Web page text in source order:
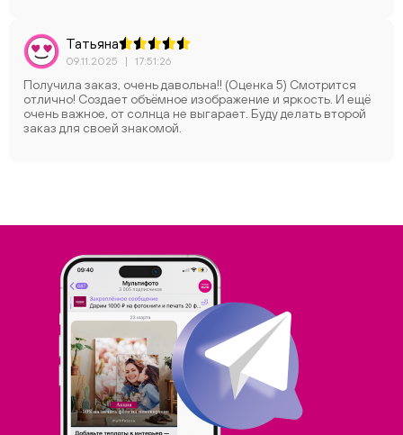
Татьяна
09.11.2025 | 17:51:26
Получила заказ, очень давольна!! (Оценка 5) Смотрится
отлично! Создает объёмное изображение и яркость. И ещё
очень важное, от солнца не выгарает. Буду делать второй
заказ для своей знакомой.